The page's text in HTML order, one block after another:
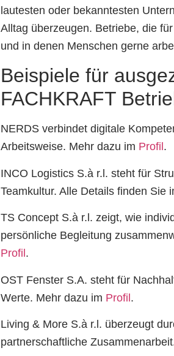
lautesten oder bekanntesten
Alltag überzeugen. Betriebe, die
und in denen Menschen gerne
Beispiele für
FACHKRAFT
NERDS verbindet digitale
Arbeitsweise. Mehr dazu im Profil .
INCO Logistics S.à r.l. steht für
Teamkultur. Alle Details finden Sie
TS Concept S.à r.l. zeigt, wie
persönliche Begleitung
Profil .
OST Fenster S.A. steht für
Werte. Mehr dazu im Profil.
Living & More S.à r.l. überzeugt
partnerschaftliche